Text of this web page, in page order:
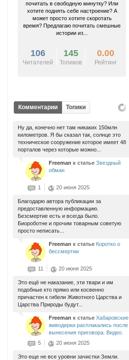
почитать в свободную минутку? Или
хотите поднять себе настроение? А
может просто хотите скоротать
время? Предлагаю почитать смешные
истории из...
106
Читателей
145
Топиков
0.00
Рейтинг
Комментарии Топики
Ну да, конечно нет там никаких 150млн
километров. Я бы сказал так, солнце это
техническое сооружение которое имеет 48
порталов через которые можно...
Freeman к статье Звездный
обман
1 20 июня 2025
Благодарю автора публикации за
предоставленную информацию.
Безсмертие есть и всегда было.
Биороботне и прочим товарным советую
просто неписать...
Freeman к статье Коротко о
бессмертии
11 20 июня 2025
Это ещё не наказание, эти твари и им
подобные кто прямо или косвенно
причастен к гибели Животного Царства и
Царства Природы будут...
Freeman к статье Хабаровские
живодерки расплакались после
вынесения приговора. Видео.
5
20 июня 2025
Это еще не все уровни зачистки Земли.